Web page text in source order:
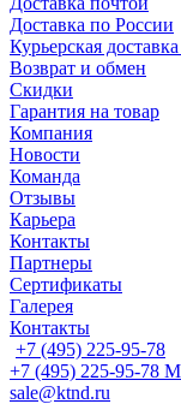
Доставка по России
Курьерская
Возврат и обмен
Скидки
Гарантия на товар
Компания
Новости
Команда
Отзывы
Карьера
Контакты
Партнеры
Сертификаты
Галерея
Контакты
+7 (495) 225-95-78
+7 (495) 225-95-78
sale@ktnd.ru